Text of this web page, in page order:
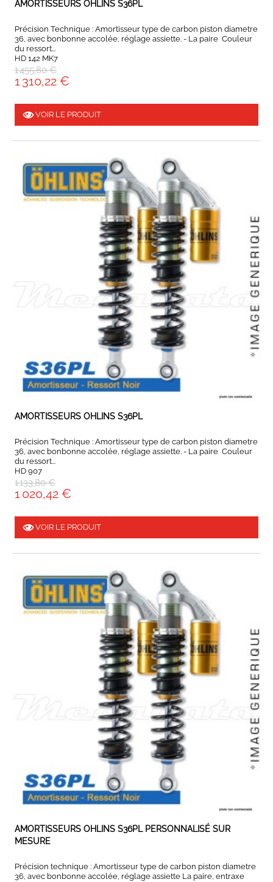
AMORTISSEURS OHLINS S36PL
Précision Technique : Amortisseur type de carbon piston diametre
36, avec bonbonne accolée, réglage assiette. - La paire Couleur
du ressort...
HD 142 MK7
1 455,80 €
1 310,22 €
VOIR LE PRODUIT
EXPEDIÉ SOUS 5 À 10 JOURS
AMORTISSEURS OHLINS S36PL
Précision Technique : Amortisseur type de carbon piston diametre
36, avec bonbonne accolée, réglage assiette. - La paire Couleur
du ressort...
HD 907
1 133,80 €
1 020,42 €
VOIR LE PRODUIT
EXPEDIÉ SOUS 5 À 10 JOURS
AMORTISSEURS OHLINS S36PL PERSONNALISÉ SUR
MESURE
Précision technique : Amortisseur type de carbon piston diametre
36, avec bonbonne accolée, réglage assiette La paire, entraxe